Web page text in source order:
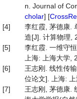
n. Journal of
cholar] [
[4]
李红霞, 茅德康.
造[J]. 计算物理,
[5]
李红霞. 一维守
上海: 上海大学,
[6]
王志刚. 线性传
位论文]. 上海: 上
[7]
王志刚, 茅德康.